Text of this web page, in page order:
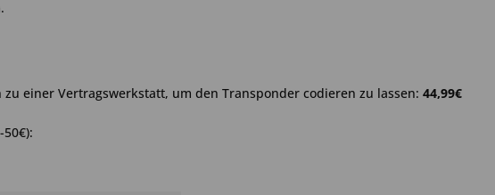
einer Vertragswerkstatt, um den Transponder codieren zu lassen: 44,99€